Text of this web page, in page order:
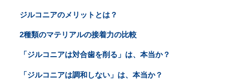
ジルコニアのメリットとは？
2種類のマテリアルの接着力の比較
「ジルコニアは対合歯を削る」は、本当か？
「ジルコニアは調和しない」は、本当か？